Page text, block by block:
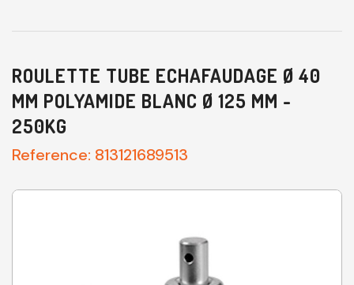
ROULETTE TUBE ECHAFAUDAGE Ø 40
MM POLYAMIDE BLANC Ø 125 MM -
250KG
Reference: 813121689513